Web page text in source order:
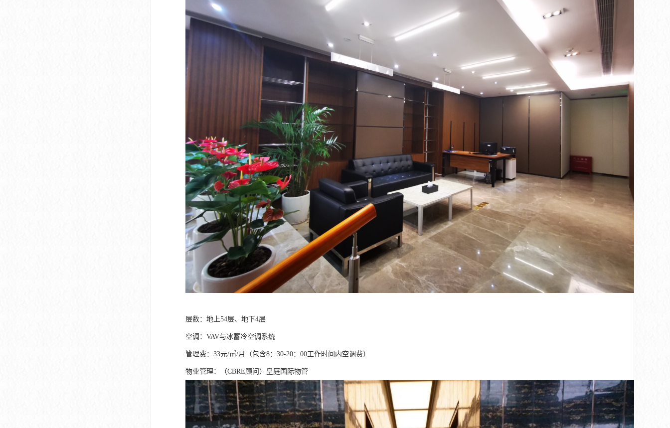
层数：地上54层、地下4层
空调：VAV与冰蓄冷空调系统
管理费：33元/㎡/月（包含8：30-20：00工作时间内空调费）
物业管理：（CBRE顾问）皇庭国际物管